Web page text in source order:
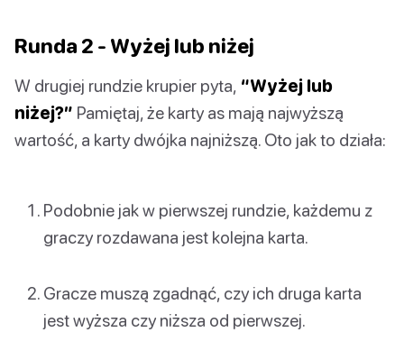
Runda 2 - Wyżej lub niżej
W drugiej rundzie krupier pyta, “Wyżej lub
niżej?” Pamiętaj, że karty as mają najwyższą
wartość, a karty dwójka najniższą. Oto jak to działa:
Podobnie jak w pierwszej rundzie, każdemu z
graczy rozdawana jest kolejna karta.
Gracze muszą zgadnąć, czy ich druga karta
jest wyższa czy niższa od pierwszej.